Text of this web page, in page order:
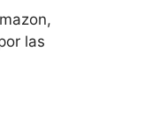
las